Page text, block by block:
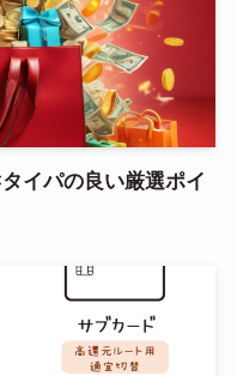
イパの良い厳選ポイ